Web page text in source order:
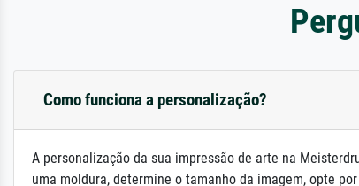
Como funciona a personalização?
A personalização da sua impressão de arte na
uma moldura, determine o tamanho da imagem, opte